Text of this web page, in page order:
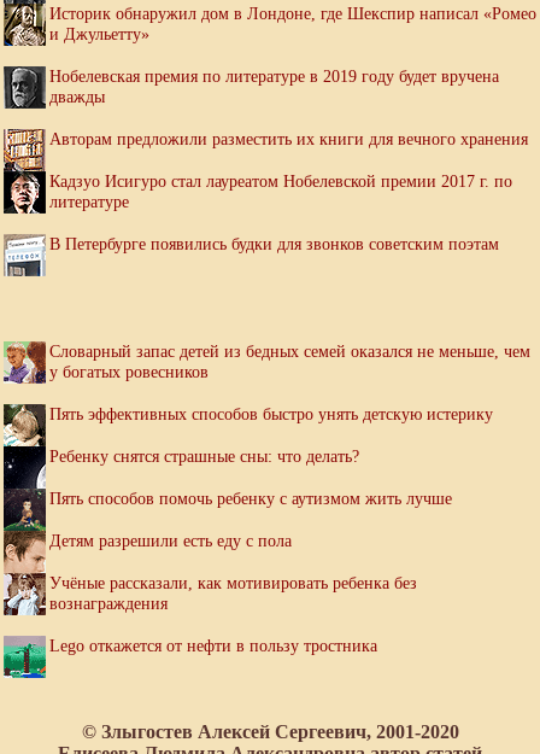
Историк обнаружил дом в Лондоне, где Шекспир написал «Ромео
и Джульетту»
Нобелевская премия по литературе в 2019 году будет вручена
дважды
Авторам предложили разместить их книги для вечного хранения
Кадзуо Исигуро стал лауреатом Нобелевской премии 2017 г. по
литературе
В Петербурге появились будки для звонков советским поэтам
Словарный запас детей из бедных семей оказался не меньше, чем
у богатых ровесников
Пять эффективных способов быстро унять детскую истерику
Ребенку снятся страшные сны: что делать?
Пять способов помочь ребенку с аутизмом жить лучше
Детям разрешили есть еду с пола
Учёные рассказали, как мотивировать ребенка без
вознаграждения
Lego откажется от нефти в пользу тростника
© Злыгостев Алексей Сергеевич, 2001-2020